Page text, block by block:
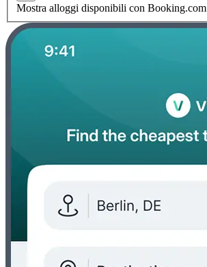
Mostra alloggi disponibili con Booking.com